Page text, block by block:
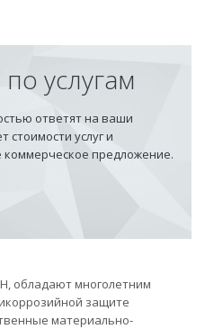
услугам
ответят на ваши
стоимости услуг и
коммерческое предложение.
обладают многолетним
защите
материально-